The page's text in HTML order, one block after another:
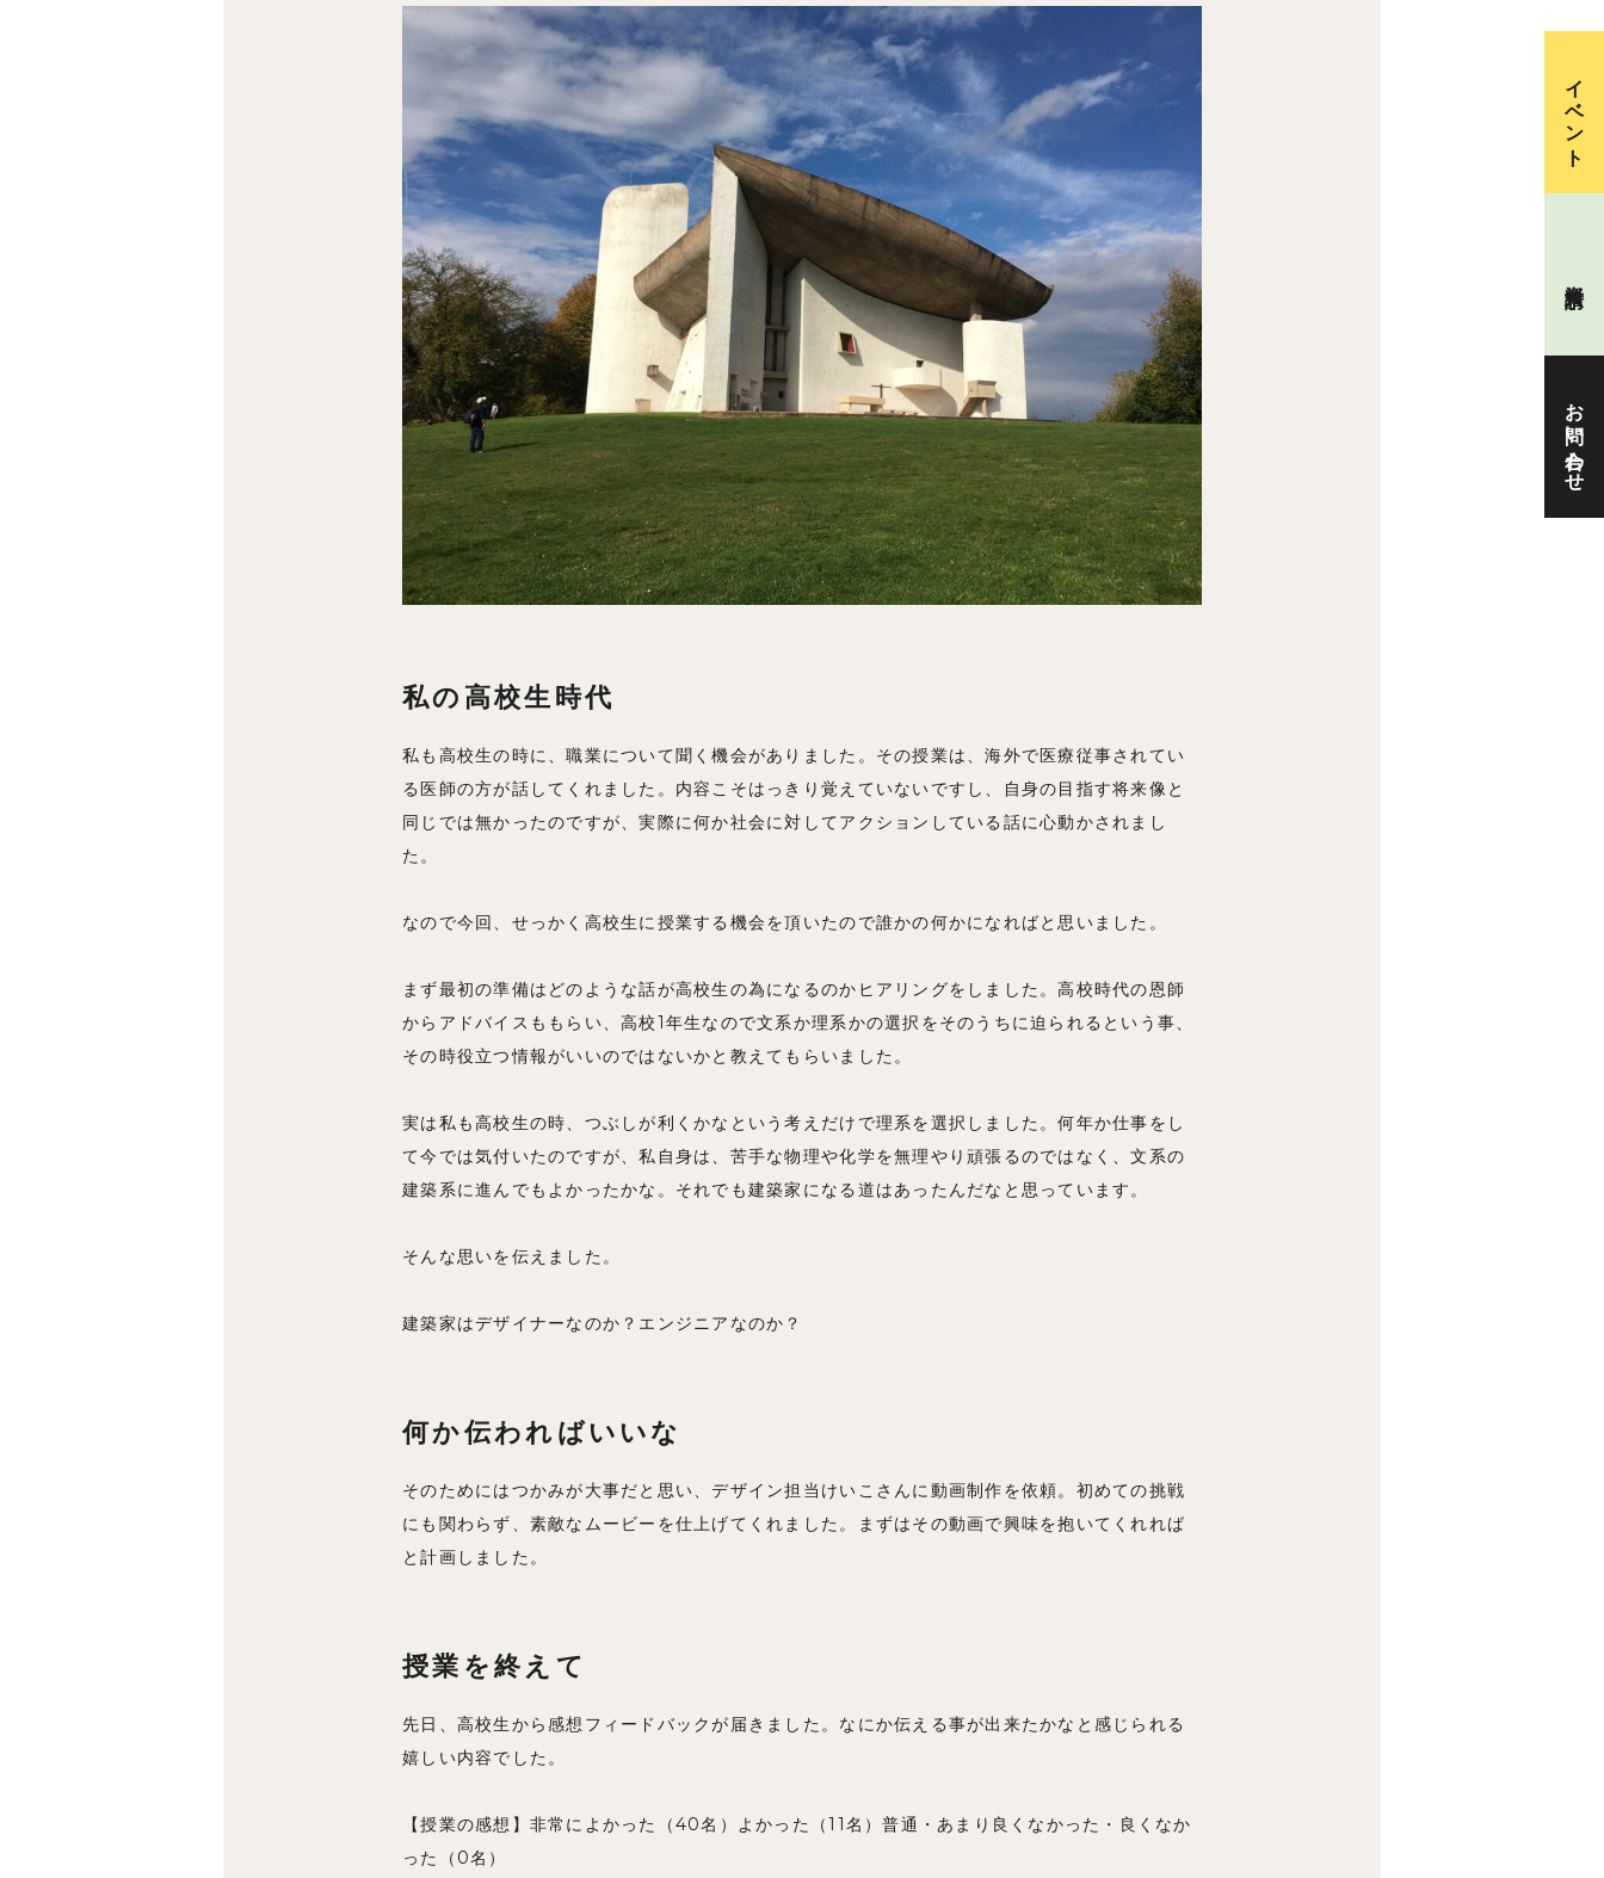
私の高校生時代
私も高校生の時に、職業について聞く機会がありました。その授業は、海外で医療従事されてい
る医師の方が話してくれました。内容こそはっきり覚えていないですし、自身の目指す将来像と
同じでは無かったのですが、実際に何か社会に対してアクションしている話に心動かされまし
た。
なので今回、せっかく高校生に授業する機会を頂いたので誰かの何かになればと思いました。
まず最初の準備はどのような話が高校生の為になるのかヒアリングをしました。高校時代の恩師
からアドバイスももらい、高校1年生なので文系か理系かの選択をそのうちに迫られるという事、
その時役立つ情報がいいのではないかと教えてもらいました。
実は私も高校生の時、つぶしが利くかなという考えだけで理系を選択しました。何年か仕事をし
て今では気付いたのですが、私自身は、苦手な物理や化学を無理やり頑張るのではなく、文系の
建築系に進んでもよかったかな。それでも建築家になる道はあったんだなと思っています。
そんな思いを伝えました。
建築家はデザイナーなのか？エンジニアなのか？
何か伝わればいいな
そのためにはつかみが大事だと思い、デザイン担当けいこさんに動画制作を依頼。初めての挑戦
にも関わらず、素敵なムービーを仕上げてくれました。まずはその動画で興味を抱いてくれれば
と計画しました。
授業を終えて
先日、高校生から感想フィードバックが届きました。なにか伝える事が出来たかなと感じられる
嬉しい内容でした。
【授業の感想】非常によかった（40名）よかった（11名）普通・あまり良くなかった・良くなか
った（0名）
イベント
お問い合わせ